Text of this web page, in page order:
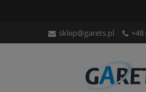
sklep@garets.pl +48